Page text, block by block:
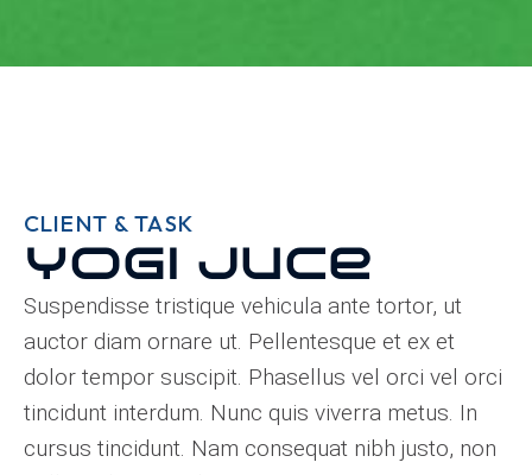
CLIENT & TASK
Yogi Juce
Suspendisse tristique vehicula ante tortor, ut
auctor diam ornare ut. Pellentesque et ex et
dolor tempor suscipit. Phasellus vel orci vel orci
tincidunt interdum. Nunc quis viverra metus. In
cursus tincidunt. Nam consequat nibh justo, non